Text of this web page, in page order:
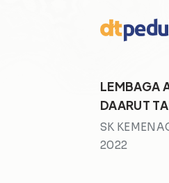
LEMBAGA
DAARUT
SK
2022